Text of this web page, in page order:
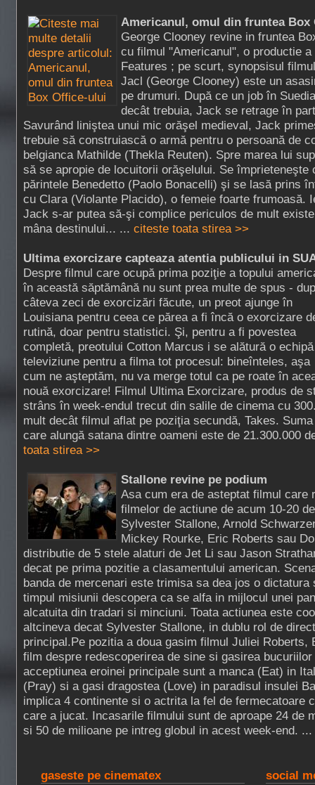
Americanul, omul din fruntea Box
George Clooney revine in fruntea
cu filmul "Americanul", o productie
Features ; pe scurt, synopsisul
Jacl (George Clooney) este un
pe drumuri. După ce un job în
decât trebuia, Jack se retrage în
Savurând liniştea unui mic orăşel medieval, Jack
trebuie să construiască o armă pentru o persoană de
belgianca Mathilde (Thekla Reuten). Spre marea lui
să se apropie de locuitorii orăşelului. Se împrieteneşte
părintele Benedetto (Paolo Bonacelli) şi se lasă prins
cu Clara (Violante Placido), o femeie foarte frumoasă.
Jack s-ar putea să-şi complice periculos de mult
mâna destinului... ... citeste toata stirea >>
Ultima exorcizare capteaza atentia publicului in
Despre filmul care ocupă prima poziţie a topului
în această săptămână nu sunt prea multe de spus -
câteva zeci de exorcizări făcute, un preot ajunge în
Louisiana pentru ceea ce părea a fi încă o exorcizare
rutină, doar pentru statistici. Şi, pentru a fi povestea
completă, preotului Cotton Marcus i se alătură o
televiziune pentru a filma tot procesul: bineînteles, aşa
cum ne aşteptăm, nu va merge totul ca pe roate în
nouă exorcizare! Filmul Ultima Exorcizare, produs de
strâns în week-endul trecut din salile de cinema cu
mult decât filmul aflat pe poziţia secundă, Takes.
care alungă satana dintre oameni este de 21.300.000
toata stirea >>
Stallone revine pe podium
Asa cum era de asteptat filmul care
filmelor de actiune de acum 10-20
Sylvester Stallone, Arnold
Mickey Rourke, Eric Roberts sau
distributie de 5 stele alaturi de Jet Li sau Jason
decat pe prima pozitie a clasamentului american.
banda de mercenari este trimisa sa dea jos o dictatura
timpul misiunii descopera ca se alfa in mijlocul unei
alcatuita din tradari si minciuni. Toata actiunea este
altcineva decat Sylvester Stallone, in dublu rol de
principal.Pe pozitia a doua gasim filmul Juliei Roberts,
film despre redescoperirea de sine si gasirea
acceptiunea eroinei principale sunt a manca (Eat) in
(Pray) si a gasi dragostea (Love) in paradisul insulei
implica 4 continente si o actrita la fel de fermecatoare
care a jucat. Incasarile filmului sunt de aproape 24 de
si 50 de milioane pe intreg globul in acest week-end. ...
gaseste pe cinematex social